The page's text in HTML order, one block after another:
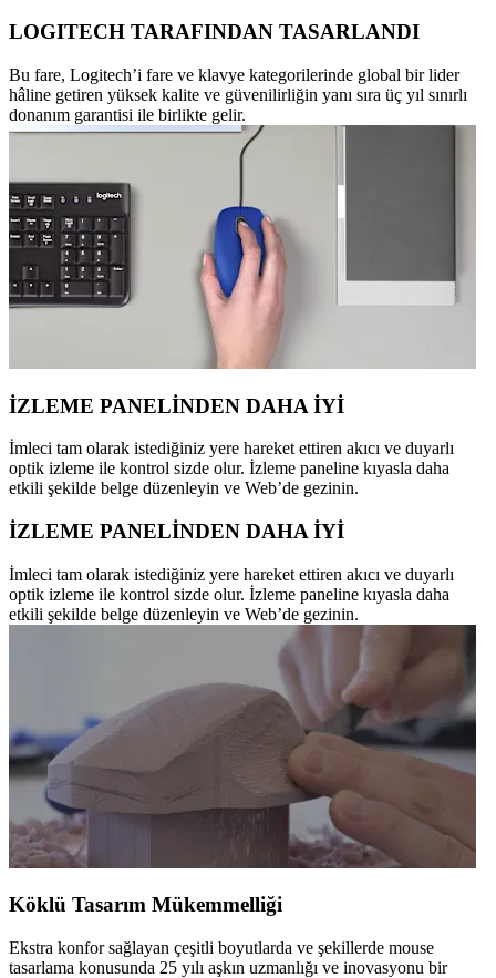
LOGITECH TARAFINDAN TASARLANDI
Bu fare, Logitech’i fare ve klavye kategorilerinde global bir lider
hâline getiren yüksek kalite ve güvenilirliğin yanı sıra üç yıl sınırlı
donanım garantisi ile birlikte gelir.
İZLEME PANELİNDEN DAHA İYİ
İmleci tam olarak istediğiniz yere hareket ettiren akıcı ve duyarlı
optik izleme ile kontrol sizde olur. İzleme paneline kıyasla daha
etkili şekilde belge düzenleyin ve Web’de gezinin.
İZLEME PANELİNDEN DAHA İYİ
İmleci tam olarak istediğiniz yere hareket ettiren akıcı ve duyarlı
optik izleme ile kontrol sizde olur. İzleme paneline kıyasla daha
etkili şekilde belge düzenleyin ve Web’de gezinin.
Köklü Tasarım Mükemmelliği
Ekstra konfor sağlayan çeşitli boyutlarda ve şekillerde mouse
tasarlama konusunda 25 yılı aşkın uzmanlığı ve inovasyonu bir